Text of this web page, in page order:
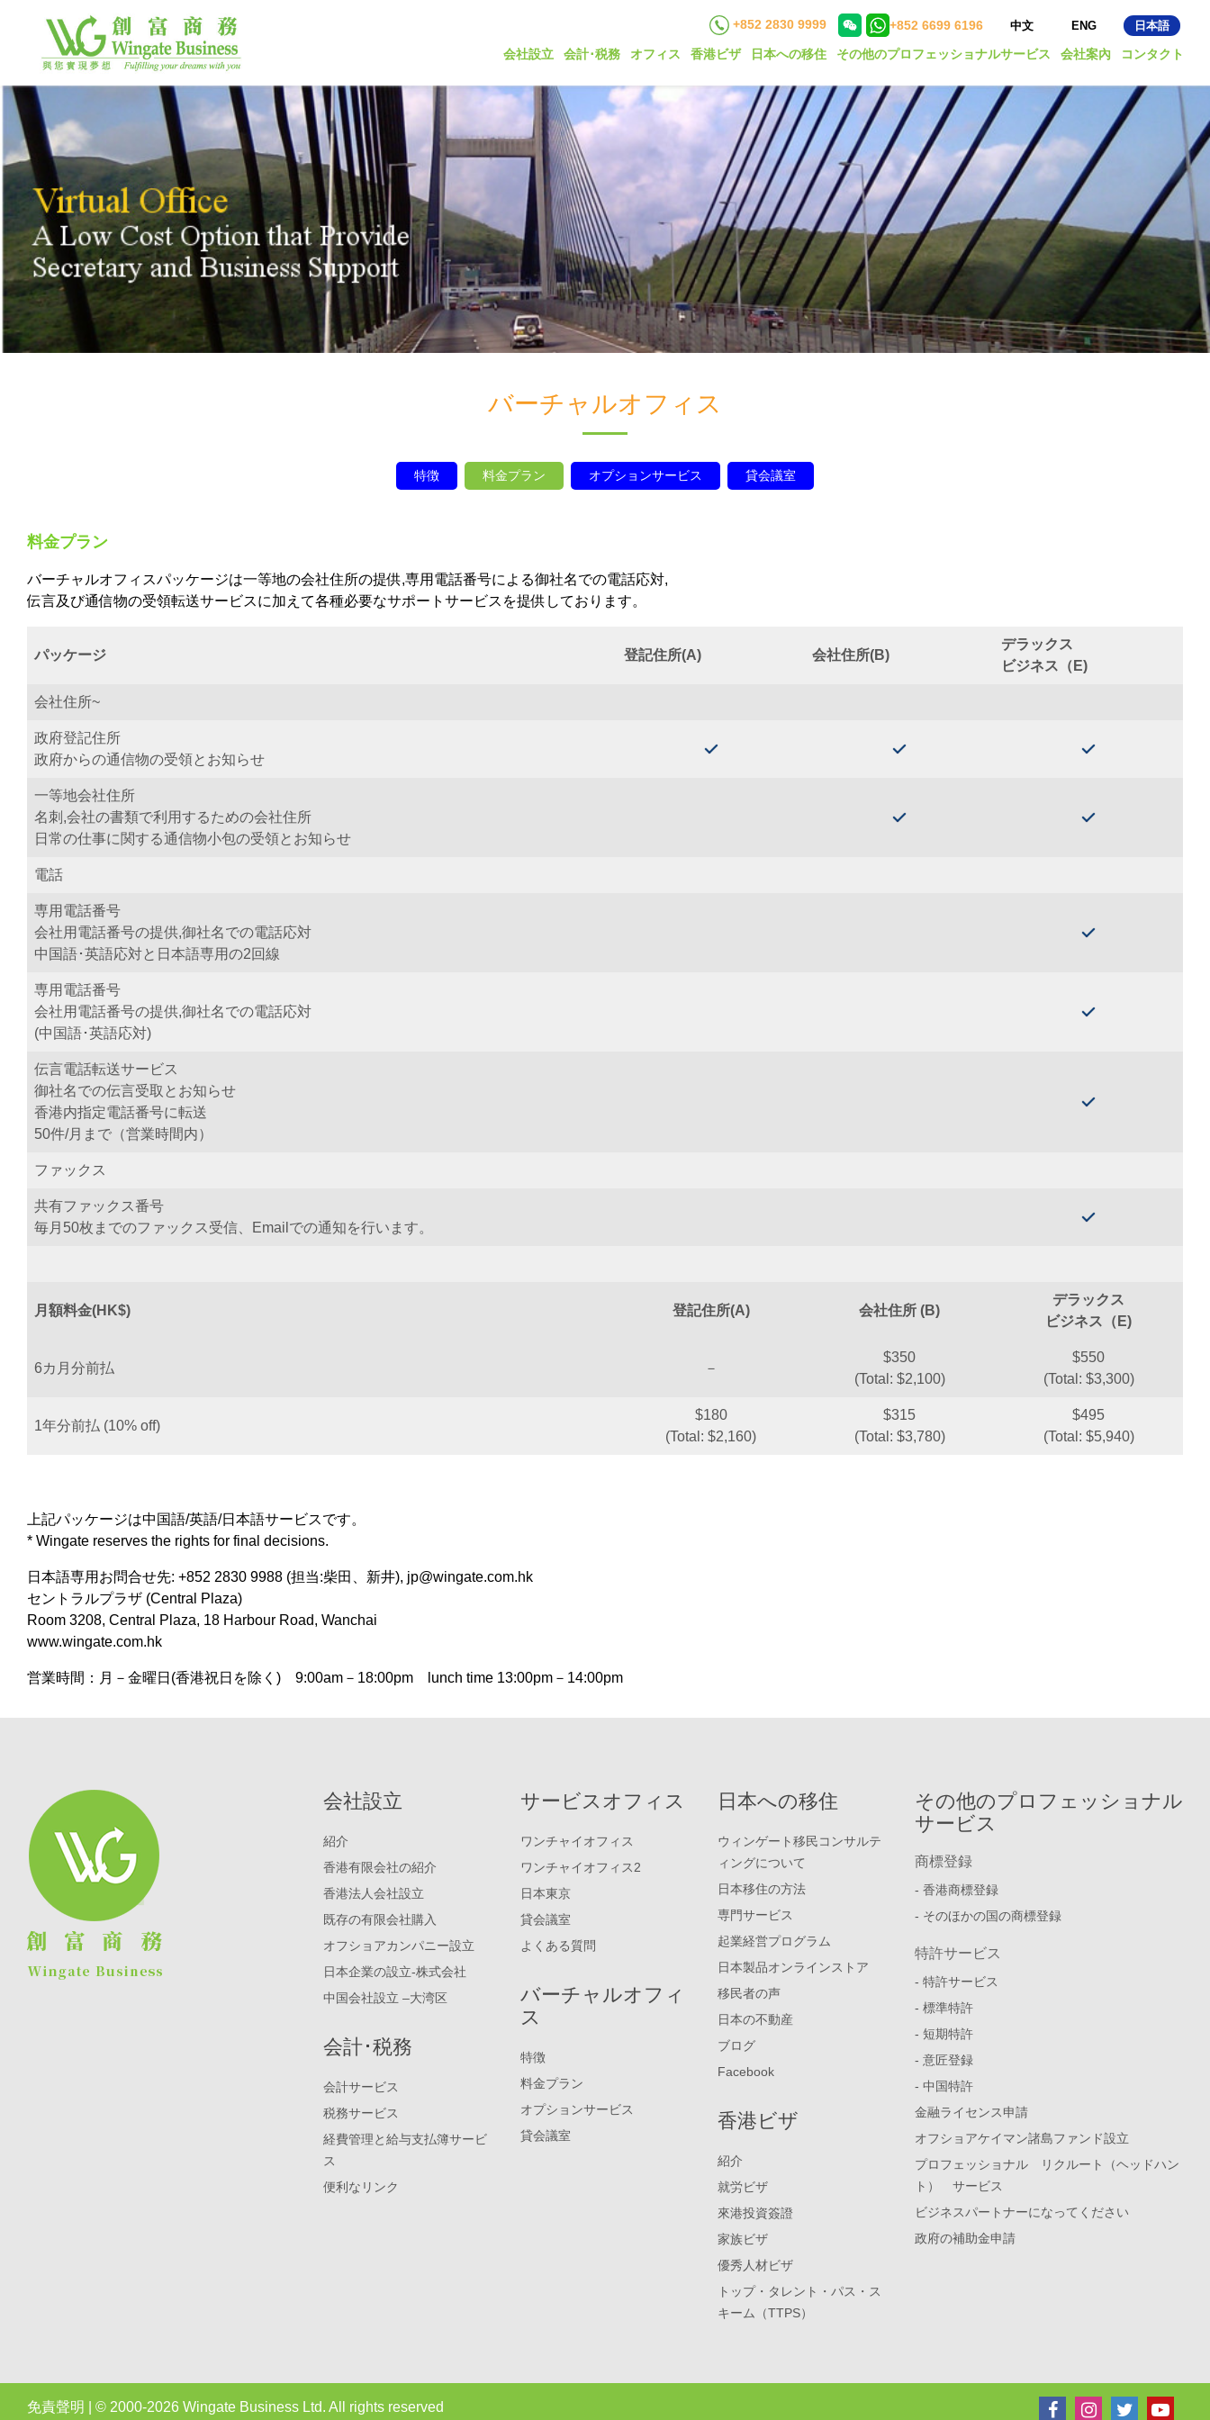
+852 2830 9999 +852 6699 6196 中文 ENG 日本語
会社設立 会計･税務 オフィス 香港ビザ 日本への移住 その他のプロフェッショナルサービス 会社案內 コンタクト
バーチャルオフィス
特徴 料金プラン オプションサービス 貸会議室
料金プラン
バーチャルオフィスパッケージは一等地の会社住所の提供,専用電話番号による御社名での電話応対,
伝言及び通信物の受領転送サービスに加えて各種必要なサポートサービスを提供しております。
パッケージ 登記住所(A) 会社住所(B)
デラックス
ビジネス（E)
会社住所~
政府登記住所
政府からの通信物の受領とお知らせ
一等地会社住所
名刺,会社の書類で利用するための会社住所
日常の仕事に関する通信物小包の受領とお知らせ
電話
専用電話番号
会社用電話番号の提供,御社名での電話応対
中国語･英語応対と日本語専用の2回線
専用電話番号
会社用電話番号の提供,御社名での電話応対
(中国語･英語応対)
伝言電話転送サービス
御社名での伝言受取とお知らせ
香港内指定電話番号に転送
50件/月まで（営業時間内）
ファックス
共有ファックス番号
毎月50枚までのファックス受信、Emailでの通知を行います。
月額料金(HK$) 登記住所(A) 会社住所 (B)
デラックス
ビジネス（E)
6カ月分前払 －
$350
(Total: $2,100)
$550
(Total: $3,300)
1年分前払 (10% off)
$180
(Total: $2,160)
$315
(Total: $3,780)
$495
(Total: $5,940)
上記パッケージは中国語/英語/日本語サービスです。
* Wingate reserves the rights for final decisions.
日本語専用お問合せ先: +852 2830 9988 (担当:柴田、新井), jp@wingate.com.hk
セントラルプラザ (Central Plaza)
Room 3208, Central Plaza, 18 Harbour Road, Wanchai
www.wingate.com.hk
営業時間：月－金曜日(香港祝日を除く) 9:00am－18:00pm lunch time 13:00pm－14:00pm
会社設立
紹介
香港有限会社の紹介
香港法人会社設立
既存の有限会社購入
オフショアカンパニー設立
日本企業の設立-株式会社
中国会社設立 –大湾区
会計･税務
会計サービス
税務サービス
経費管理と給与支払簿サービ
ス
便利なリンク
サービスオフィス
ワンチャイオフィス
ワンチャイオフィス2
日本東京
貸会議室
よくある質問
バーチャルオフィ
ス
特徴
料金プラン
オプションサービス
貸会議室
日本への移住
ウィンゲート移民コンサルテ
ィングについて
日本移住の方法
専門サービス
起業経営プログラム
日本製品オンラインストア
移民者の声
日本の不動産
ブログ
Facebook
香港ビザ
紹介
就労ビザ
來港投資簽證
家族ビザ
優秀人材ビザ
トップ・タレント・パス・ス
キーム（TTPS）
その他のプロフェッショナル
サービス
商標登録
- 香港商標登録
- そのほかの国の商標登録
特許サービス
- 特許サービス
- 標準特許
- 短期特許
- 意匠登録
- 中国特許
金融ライセンス申請
オフショアケイマン諸島ファンド設立
プロフェッショナル リクルート（ヘッドハン
ト） サービス
ビジネスパートナーになってください
政府の補助金申請
免責聲明 | © 2000-2026 Wingate Business Ltd. All rights reserved